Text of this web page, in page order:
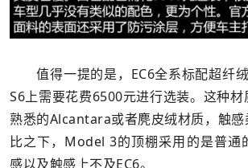
值得一提的是，EC6全系标配超纤绒
S6上需要花费6500元进行选装。这种
熟悉的Alcantara或者麂皮绒材质，触感
比之下，Model 3的顶棚采用的是普通
感以及触感上不及EC6。